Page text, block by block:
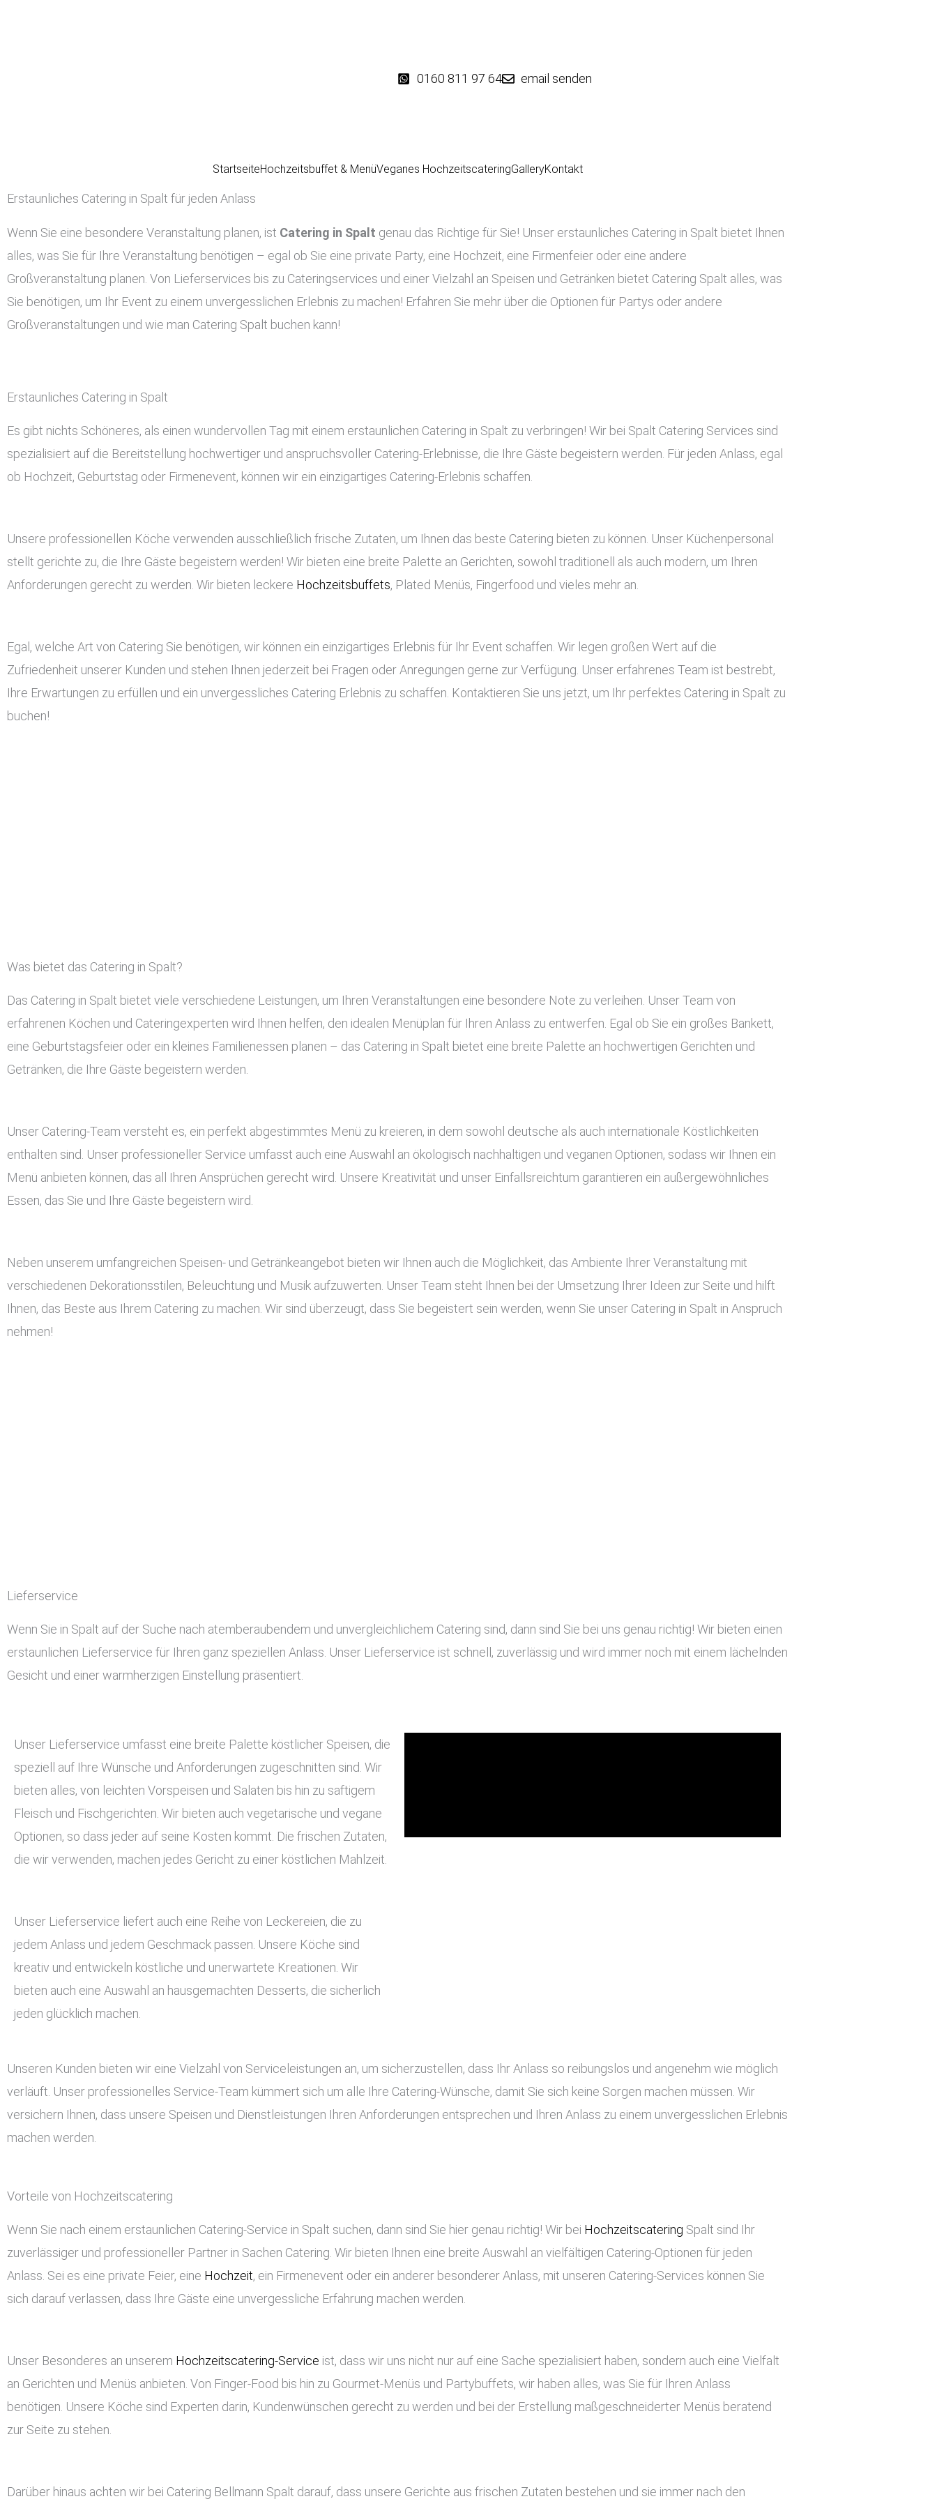
0160 811 97 64
email senden
StartseiteHochzeitsbuffet & MenüVeganes HochzeitscateringGalleryKontakt
Erstaunliches Catering in Spalt für jeden Anlass
Wenn Sie eine besondere Veranstaltung planen, ist Catering in Spalt genau das Richtige für Sie! Unser erstaunliches Catering in Spalt bietet Ihnen
alles, was Sie für Ihre Veranstaltung benötigen – egal ob Sie eine private Party, eine Hochzeit, eine Firmenfeier oder eine andere
Großveranstaltung planen. Von Lieferservices bis zu Cateringservices und einer Vielzahl an Speisen und Getränken bietet Catering Spalt alles, was
Sie benötigen, um Ihr Event zu einem unvergesslichen Erlebnis zu machen! Erfahren Sie mehr über die Optionen für Partys oder andere
Großveranstaltungen und wie man Catering Spalt buchen kann!
Erstaunliches Catering in Spalt
Es gibt nichts Schöneres, als einen wundervollen Tag mit einem erstaunlichen Catering in Spalt zu verbringen! Wir bei Spalt Catering Services sind
spezialisiert auf die Bereitstellung hochwertiger und anspruchsvoller Catering-Erlebnisse, die Ihre Gäste begeistern werden. Für jeden Anlass, egal
ob Hochzeit, Geburtstag oder Firmenevent, können wir ein einzigartiges Catering-Erlebnis schaffen.
Unsere professionellen Köche verwenden ausschließlich frische Zutaten, um Ihnen das beste Catering bieten zu können. Unser Küchenpersonal
stellt gerichte zu, die Ihre Gäste begeistern werden! Wir bieten eine breite Palette an Gerichten, sowohl traditionell als auch modern, um Ihren
Anforderungen gerecht zu werden. Wir bieten leckere Hochzeitsbuffets, Plated Menüs, Fingerfood und vieles mehr an.
Egal, welche Art von Catering Sie benötigen, wir können ein einzigartiges Erlebnis für Ihr Event schaffen. Wir legen großen Wert auf die
Zufriedenheit unserer Kunden und stehen Ihnen jederzeit bei Fragen oder Anregungen gerne zur Verfügung. Unser erfahrenes Team ist bestrebt,
Ihre Erwartungen zu erfüllen und ein unvergessliches Catering Erlebnis zu schaffen. Kontaktieren Sie uns jetzt, um Ihr perfektes Catering in Spalt zu
buchen!
Was bietet das Catering in Spalt?
Das Catering in Spalt bietet viele verschiedene Leistungen, um Ihren Veranstaltungen eine besondere Note zu verleihen. Unser Team von
erfahrenen Köchen und Cateringexperten wird Ihnen helfen, den idealen Menüplan für Ihren Anlass zu entwerfen. Egal ob Sie ein großes Bankett,
eine Geburtstagsfeier oder ein kleines Familienessen planen – das Catering in Spalt bietet eine breite Palette an hochwertigen Gerichten und
Getränken, die Ihre Gäste begeistern werden.
Unser Catering-Team versteht es, ein perfekt abgestimmtes Menü zu kreieren, in dem sowohl deutsche als auch internationale Köstlichkeiten
enthalten sind. Unser professioneller Service umfasst auch eine Auswahl an ökologisch nachhaltigen und veganen Optionen, sodass wir Ihnen ein
Menü anbieten können, das all Ihren Ansprüchen gerecht wird. Unsere Kreativität und unser Einfallsreichtum garantieren ein außergewöhnliches
Essen, das Sie und Ihre Gäste begeistern wird.
Neben unserem umfangreichen Speisen- und Getränkeangebot bieten wir Ihnen auch die Möglichkeit, das Ambiente Ihrer Veranstaltung mit
verschiedenen Dekorationsstilen, Beleuchtung und Musik aufzuwerten. Unser Team steht Ihnen bei der Umsetzung Ihrer Ideen zur Seite und hilft
Ihnen, das Beste aus Ihrem Catering zu machen. Wir sind überzeugt, dass Sie begeistert sein werden, wenn Sie unser Catering in Spalt in Anspruch
nehmen!
Lieferservice
Wenn Sie in Spalt auf der Suche nach atemberaubendem und unvergleichlichem Catering sind, dann sind Sie bei uns genau richtig! Wir bieten einen
erstaunlichen Lieferservice für Ihren ganz speziellen Anlass. Unser Lieferservice ist schnell, zuverlässig und wird immer noch mit einem lächelnden
Gesicht und einer warmherzigen Einstellung präsentiert.
Unser Lieferservice umfasst eine breite Palette köstlicher Speisen, die
speziell auf Ihre Wünsche und Anforderungen zugeschnitten sind. Wir
bieten alles, von leichten Vorspeisen und Salaten bis hin zu saftigem
Fleisch und Fischgerichten. Wir bieten auch vegetarische und vegane
Optionen, so dass jeder auf seine Kosten kommt. Die frischen Zutaten,
die wir verwenden, machen jedes Gericht zu einer köstlichen Mahlzeit.
Unser Lieferservice liefert auch eine Reihe von Leckereien, die zu
jedem Anlass und jedem Geschmack passen. Unsere Köche sind
kreativ und entwickeln köstliche und unerwartete Kreationen. Wir
bieten auch eine Auswahl an hausgemachten Desserts, die sicherlich
jeden glücklich machen.
Unseren Kunden bieten wir eine Vielzahl von Serviceleistungen an, um sicherzustellen, dass Ihr Anlass so reibungslos und angenehm wie möglich
verläuft. Unser professionelles Service-Team kümmert sich um alle Ihre Catering-Wünsche, damit Sie sich keine Sorgen machen müssen. Wir
versichern Ihnen, dass unsere Speisen und Dienstleistungen Ihren Anforderungen entsprechen und Ihren Anlass zu einem unvergesslichen Erlebnis
machen werden.
Vorteile von Hochzeitscatering
Wenn Sie nach einem erstaunlichen Catering-Service in Spalt suchen, dann sind Sie hier genau richtig! Wir bei Hochzeitscatering Spalt sind Ihr
zuverlässiger und professioneller Partner in Sachen Catering. Wir bieten Ihnen eine breite Auswahl an vielfältigen Catering-Optionen für jeden
Anlass. Sei es eine private Feier, eine Hochzeit, ein Firmenevent oder ein anderer besonderer Anlass, mit unseren Catering-Services können Sie
sich darauf verlassen, dass Ihre Gäste eine unvergessliche Erfahrung machen werden.
Unser Besonderes an unserem Hochzeitscatering-Service ist, dass wir uns nicht nur auf eine Sache spezialisiert haben, sondern auch eine Vielfalt
an Gerichten und Menüs anbieten. Von Finger-Food bis hin zu Gourmet-Menüs und Partybuffets, wir haben alles, was Sie für Ihren Anlass
benötigen. Unsere Köche sind Experten darin, Kundenwünschen gerecht zu werden und bei der Erstellung maßgeschneiderter Menüs beratend
zur Seite zu stehen.
Darüber hinaus achten wir bei Catering Bellmann Spalt darauf, dass unsere Gerichte aus frischen Zutaten bestehen und sie immer nach den